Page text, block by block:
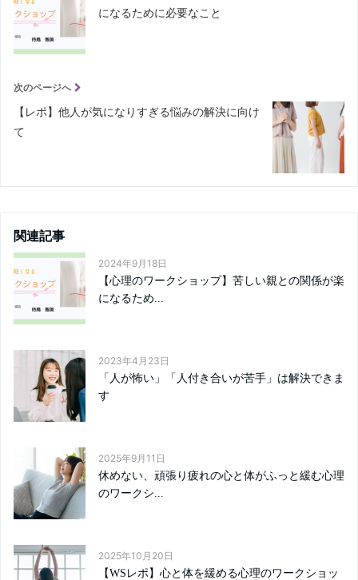
になるために必要なこと
次のページへ
【レポ】他人が気になりすぎる悩みの解決に向け
て
関連記事
2024年9月18日
【心理のワークショップ】苦しい親との関係が楽
になるため...
2023年4月23日
「人が怖い」「人付き合いが苦手」は解決できま
す
2025年9月11日
休めない、頑張り疲れの心と体がふっと緩む心理
のワークシ...
2025年10月20日
【WSレポ】心と体を緩める心理のワークショッ